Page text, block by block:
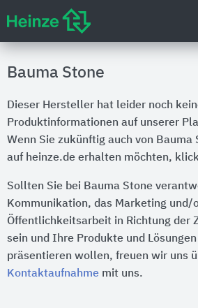
Bauma Stone
Dieser Hersteller hat leider noch
Produktinformationen auf unserer
Wenn Sie zukünftig auch von
auf heinze.de erhalten möchten,
Sollten Sie bei Bauma Stone
Kommunikation, das Marketing und/
Öffentlichkeitsarbeit in Richtung der
sein und Ihre Produkte und
präsentieren wollen, freuen wir uns
Kontaktaufnahme mit uns.